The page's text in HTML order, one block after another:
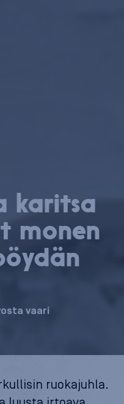
karitsa
monen
vaari
ruokajuhla.